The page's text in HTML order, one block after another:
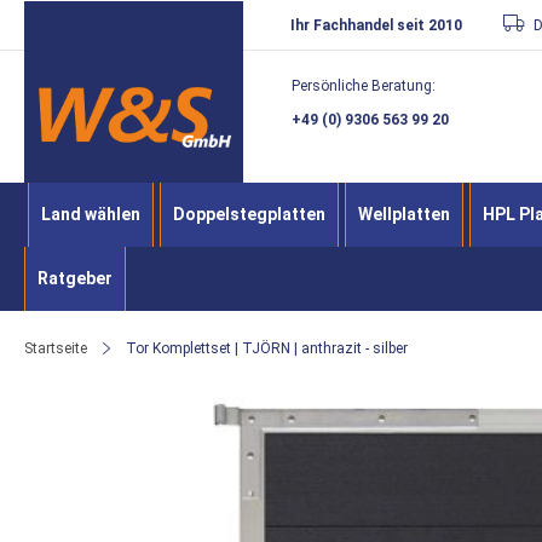
Direkt
zum
Inhalt
Ihr Fachhandel seit 2010
Persönliche Beratung:
+49 (0) 9306 563 99 20
Land wählen Doppelstegplatten Wellplatten HPL
Ratgeber
Startseite Tor Komplettset | TJÖRN | anthrazit - silber